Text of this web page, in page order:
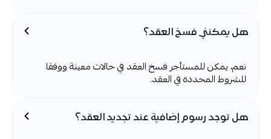
هل يمكنني فسخ العقد؟
نعم، يمكن للمستأجر فسخ العقد في حالات معينة ووفقا
للشروط المحددة في العقد.
هل توجد رسوم إضافية عند تجديد العقد؟